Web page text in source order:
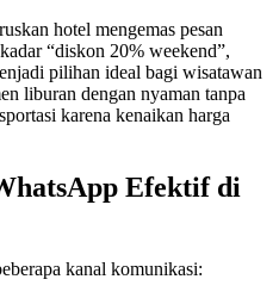
hotel mengemas pesan
“diskon 20% weekend”,
pilihan ideal bagi wisatawan
liburan dengan nyaman tanpa
karena kenaikan harga
Efektif di
kanal komunikasi: